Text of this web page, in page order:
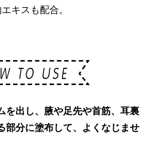
キスも配合。
を出し、腋や足先や首筋、耳裏
部分に塗布して、よくなじませ